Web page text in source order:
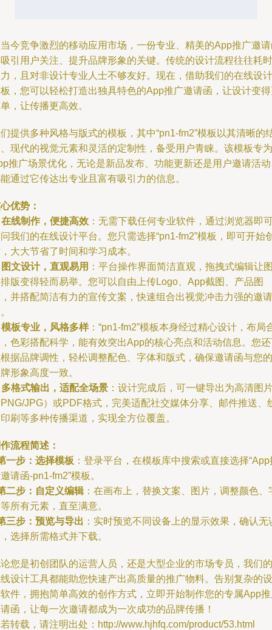
今竞争激烈的移动应用市场，一份专业、精美的App推广邀
引用户关注、提升品牌形象的关键。传统的设计流程往往耗时
，且对非设计专业人士不够友好。现在，借助我们的在线设计
，您可以轻松打造出独具特色的App推广邀请函，让设计变
，让传播更高效。
提供多种风格与版式的模板，其中“pn1-fm2”模板以其清晰的
现代的视觉元素和灵活的定制性，备受用户青睐。该模板专为
推广场景优化，无论是新品发布、功能更新还是用户邀请活
通过它传达出专业且富有吸引力的信息。
优势：
在线制作，便捷高效 ：无需下载任何专业软件，通过浏览器即
我们的在线设计平台。您只需选择“pn1-fm2”模板，即可开始
大大节省了时间和学习成本。
图文设计，直观易用 ：平台操作界面简洁直观，拖拽式编辑让
版变得轻而易举。您可以自由上传Logo、App截图、产品图
并搭配简洁有力的宣传文案，快速组合出视觉冲击力强的邀请
模板专业，风格多样：“pn1-fm2”模板本身经过精心设计，布局
色彩搭配科学，能有效突出App的核心亮点和活动信息。您
据品牌调性，轻松调整配色、字体和版式，确保邀请函与您的
形象高度一致。
多格式输出，适配全场景 ：设计完成后，可一键导出为高清图
JPG）或PDF格式，完美适配社交媒体分享、邮件推送、
刷等多种传播渠道，实现全方位覆盖。
流程简述：
一步：选择模板 ：登录平台，在模板库中搜索或直接选择“App
请函-pn1-fm2”模板。
二步：自定义编辑：在画布上，替换文案、图片，调整颜色、
所有元素，直至满意。
三步：预览与导出 ：实时预览不同设备上的显示效果，确认无
选择所需格式并下载。
您是初创团队的运营人员，还是大型企业的市场专员，我们的
设计工具都能助您快速产出高质量的推广物料。告别复杂的设
件，拥抱简单高效的创作方式，立即开始制作您的专属App
函，让每一次邀请都成为一次成功的品牌传播！
转载，请注明出处：http://www.hjhfq.com/product/53.html